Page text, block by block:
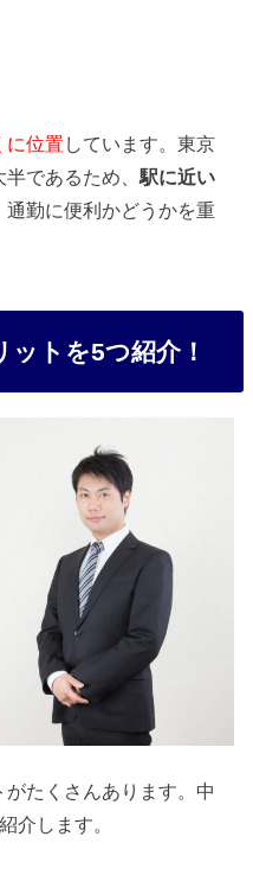
に位置 しています。東京
半であるため、駅に近い
勤に便利かどうかを重
ットを5つ紹介！
たくさんあります。中
介します。